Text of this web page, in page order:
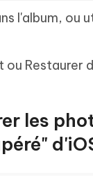
l'album, ou
Restaurer
les